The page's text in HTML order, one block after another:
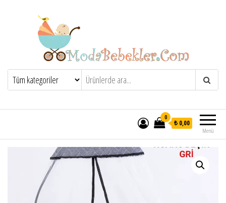
Moda Bebekler
Menü
0
₺ 0,00